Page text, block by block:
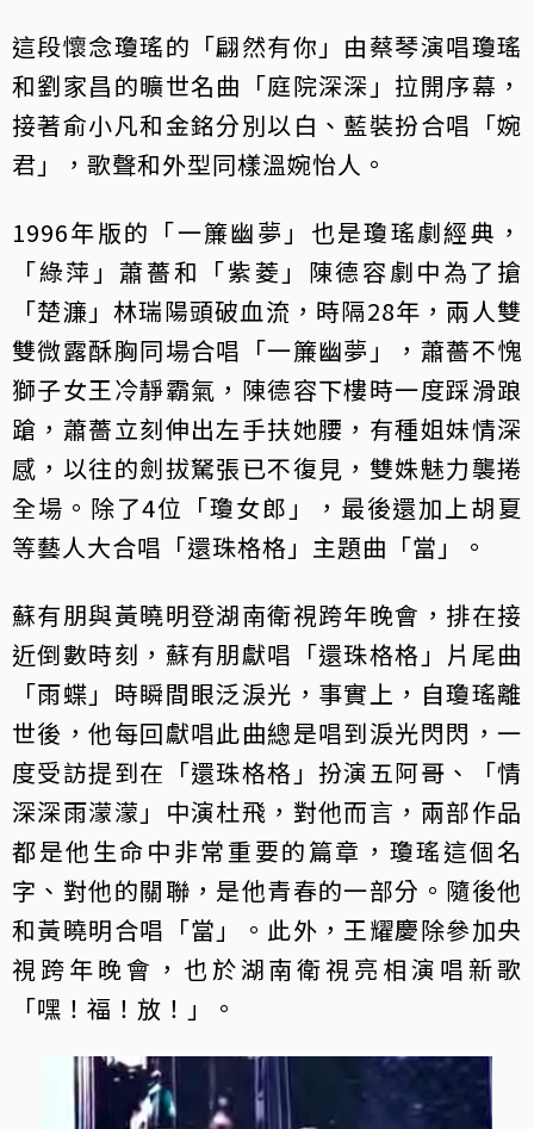
這段懷念瓊瑤的「翩然有你」由蔡琴演唱瓊瑤
和劉家昌的曠世名曲「庭院深深」拉開序幕，
接著俞小凡和金銘分別以白、藍裝扮合唱「婉
君」，歌聲和外型同樣溫婉怡人。
1996年版的「一簾幽夢」也是瓊瑤劇經典，
「綠萍」蕭薔和「紫菱」陳德容劇中為了搶
「楚濂」林瑞陽頭破血流，時隔28年，兩人雙
雙微露酥胸同場合唱「一簾幽夢」，蕭薔不愧
獅子女王冷靜霸氣，陳德容下樓時一度踩滑踉
蹌，蕭薔立刻伸出左手扶她腰，有種姐妹情深
感，以往的劍拔駑張已不復見，雙姝魅力襲捲
全場。除了4位「瓊女郎」，最後還加上胡夏
等藝人大合唱「還珠格格」主題曲「當」。
蘇有朋與黃曉明登湖南衛視跨年晚會，排在接
近倒數時刻，蘇有朋獻唱「還珠格格」片尾曲
「雨蝶」時瞬間眼泛淚光，事實上，自瓊瑤離
世後，他每回獻唱此曲總是唱到淚光閃閃，一
度受訪提到在「還珠格格」扮演五阿哥、「情
深深雨濛濛」中演杜飛，對他而言，兩部作品
都是他生命中非常重要的篇章，瓊瑤這個名
字、對他的關聯，是他青春的一部分。隨後他
和黃曉明合唱「當」。此外，王耀慶除參加央
視跨年晚會，也於湖南衛視亮相演唱新歌
「嘿！福！放！」。